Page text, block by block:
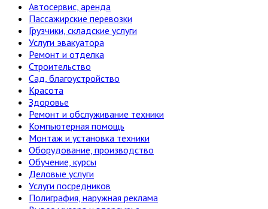
Автосервис, аренда
Пассажирские перевозки
Грузчики, складские услуги
Услуги эвакуатора
Ремонт и отделка
Строительство
Сад, благоустройство
Красота
Здоровье
Ремонт и обслуживание техники
Компьютерная помощь
Монтаж и установка техники
Оборудование, производство
Обучение, курсы
Деловые услуги
Услуги посредников
Полиграфия, наружная реклама